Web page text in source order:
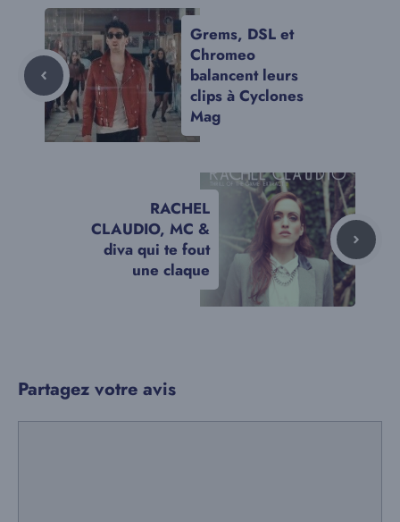
Grems, DSL et
Chromeo
balancent leurs
clips à Cyclones
Mag
RACHEL
CLAUDIO, MC &
diva qui te fout
une claque
Partagez votre avis